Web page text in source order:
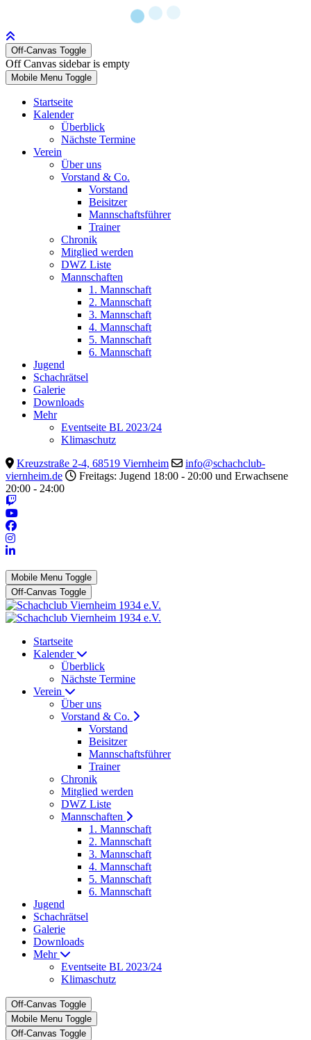
Off-Canvas Toggle
Off Canvas sidebar is empty
Mobile Menu Toggle
Startseite
Kalender
Überblick
Nächste Termine
Verein
Über uns
Vorstand & Co.
Vorstand
Beisitzer
Mannschaftsführer
Trainer
Chronik
Mitglied werden
DWZ Liste
Mannschaften
1. Mannschaft
2. Mannschaft
3. Mannschaft
4. Mannschaft
5. Mannschaft
6. Mannschaft
Jugend
Schachrätsel
Galerie
Downloads
Mehr
Eventseite BL 2023/24
Klimaschutz
Kreuzstraße 2-4, 68519 Viernheim
info@schachclub-
viernheim.de
Freitags: Jugend 18:00 - 20:00 und Erwachsene
20:00 - 24:00
Mobile Menu Toggle
Off-Canvas Toggle
Startseite
Kalender
Überblick
Nächste Termine
Verein
Über uns
Vorstand & Co.
Vorstand
Beisitzer
Mannschaftsführer
Trainer
Chronik
Mitglied werden
DWZ Liste
Mannschaften
1. Mannschaft
2. Mannschaft
3. Mannschaft
4. Mannschaft
5. Mannschaft
6. Mannschaft
Jugend
Schachrätsel
Galerie
Downloads
Mehr
Eventseite BL 2023/24
Klimaschutz
Off-Canvas Toggle
Mobile Menu Toggle
Off-Canvas Toggle